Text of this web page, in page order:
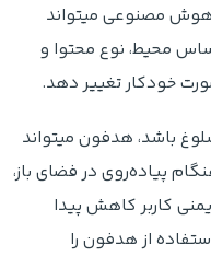
مصنوعی میتواند
اساس محیط، نوع محتوا و
خودکار تغییر دهد.
شلوغ باشد، هدفون میتواند
پیاده‌روی در فضای باز،
کاربر کاهش پیدا
از هدفون را